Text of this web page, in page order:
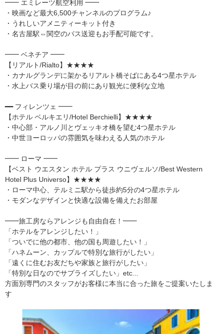
━━ エミレーツ航空利用 ━━
・映画など最大6,500チャンネルのプログラム♪
・うれしいアメニティーキット付き
・名古屋駅⇔関空のバス送迎もお手配可能です。
━━ ベネチア ━━
【リアルト/Rialto】★★★★
・カナルグランデに架かるリアルト橋そばにある4つ星ホテル
・水上バス乗り場が目の前にあり観光に便利な立地
━━ フィレンツェ ━━
【ホテル ベルキエリ/Hotel Berchielli】★★★★
・中心部・アルノ川とヴェッキオ橋を望む4つ星ホテル
・中世ヨーロッパの雰囲気を味わえる人気のホテル
━━ ローマ ━━
【ベスト ウエスタン ホテル プラス ウニヴェルソ/Best Western
Hotel Plus Universo】★★★★
・ローマ中心、テルミニ駅から徒歩約5分の4つ星ホテル
・モダンなデザインと快適な設備を備えたお部屋
━━旅工房ならアレンジも自由自在！━━
「ホテルをアレンジしたい！」
「ついでに他の都市、他の国も周遊したい！」
「ハネムーン、カップルで特別な旅行がしたい」
「遠くに住むお友だちや家族と旅行がしたい」
「特別な日なのでサプライズしたい」etc...
方面別専門のスタッフがお客様に本当に合った旅をご提案いたしま
す